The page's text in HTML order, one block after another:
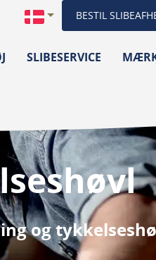
BESTIL
SLIBESERVICE
og